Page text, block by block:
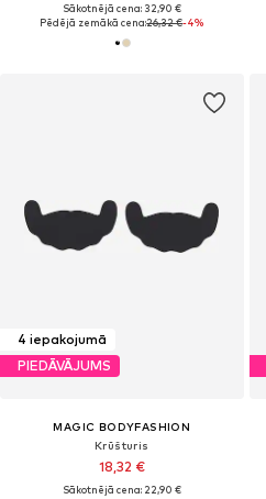
Sākotnējā cena: 32,90 €
Pēdējā zemākā cena:26,32 €-4%
4 iepakojumā
PIEDĀVĀJUMS
MAGIC BODYFASHION
Krūšturis
18,32 €
Sākotnējā cena: 22,90 €